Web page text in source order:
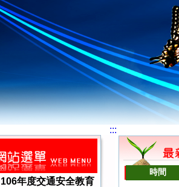
繫安全帶-線條人篇
106年度交通安全教育
:::
時間